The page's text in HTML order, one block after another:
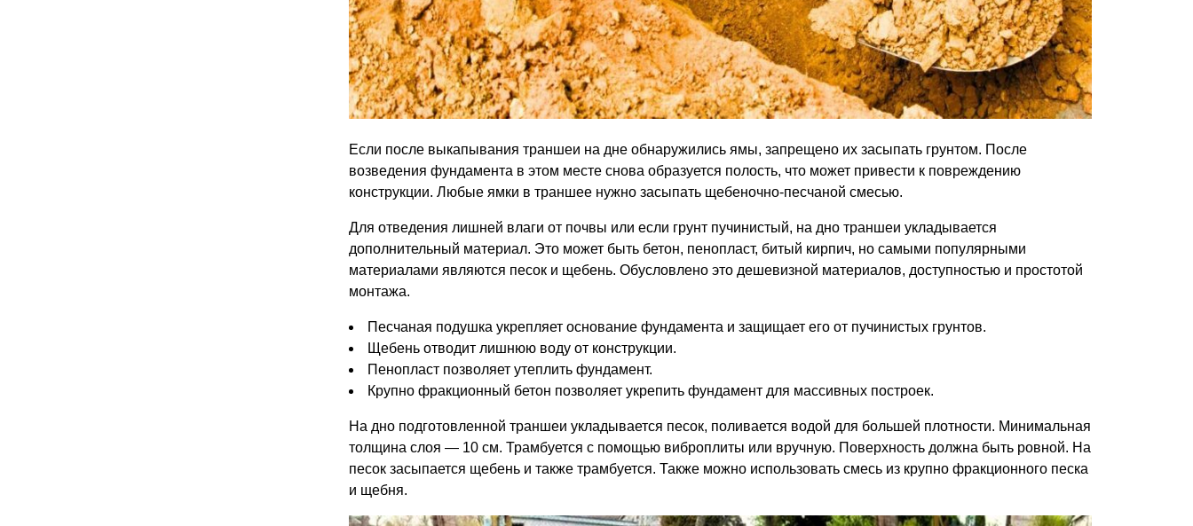
Если после выкапывания траншеи на дне обнаружились ямы, запрещено их засыпать грунтом. После
возведения фундамента в этом месте снова образуется полость, что может привести к повреждению
конструкции. Любые ямки в траншее нужно засыпать щебеночно-песчаной смесью.
Для отведения лишней влаги от почвы или если грунт пучинистый, на дно траншеи укладывается
дополнительный материал. Это может быть бетон, пенопласт, битый кирпич, но самыми популярными
материалами являются песок и щебень. Обусловлено это дешевизной материалов, доступностью и простотой
монтажа.
Песчаная подушка укрепляет основание фундамента и защищает его от пучинистых грунтов.
Щебень отводит лишнюю воду от конструкции.
Пенопласт позволяет утеплить фундамент.
Крупно фракционный бетон позволяет укрепить фундамент для массивных построек.
На дно подготовленной траншеи укладывается песок, поливается водой для большей плотности. Минимальная
толщина слоя — 10 см. Трамбуется с помощью виброплиты или вручную. Поверхность должна быть ровной. На
песок засыпается щебень и также трамбуется. Также можно использовать смесь из крупно фракционного песка
и щебня.